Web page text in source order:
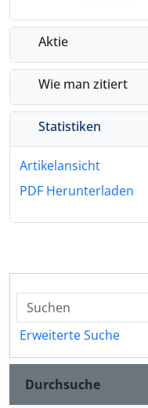
Aktie
Wie man zitiert
Statistiken
Artikelansicht
PDF Herunterladen
Erweiterte Suche
Durchsuche